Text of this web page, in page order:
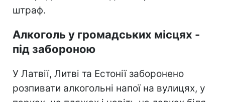
штраф.
Алкоголь у громадських місцях -
під забороною
У Латвії, Литві та Естонії заборонено
розпивати алкогольні напої на вулицях, у